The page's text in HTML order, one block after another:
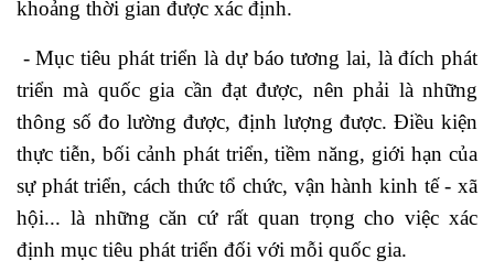
khoảng thời gian được xác định.
- Mục tiêu phát triển là dự báo tương lai, là đích phát
triển mà quốc gia cần đạt được, nên phải là những
thông số đo lường được, định lượng được. Điều kiện
thực tiễn, bối cảnh phát triển, tiềm năng, giới hạn của
sự phát triển, cách thức tổ chức, vận hành kinh tế - xã
hội... là những căn cứ rất quan trọng cho việc xác
định mục tiêu phát triển đối với mỗi quốc gia.